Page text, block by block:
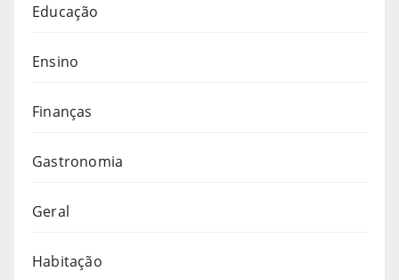
Educação
Ensino
Finanças
Gastronomia
Geral
Habitação